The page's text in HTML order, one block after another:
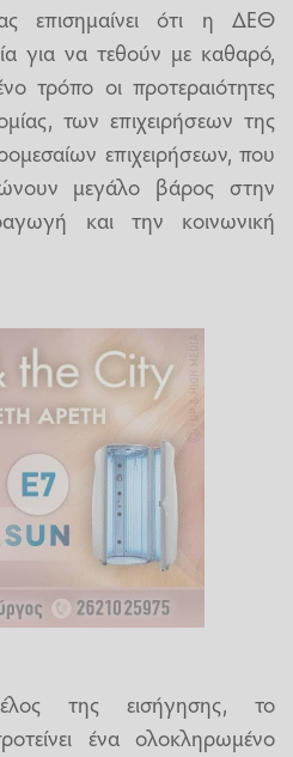
επισημαίνει ότι η ΔΕΘ
για να τεθούν με καθαρό,
τρόπο οι προτεραιότητες
των επιχειρήσεων της
επιχειρήσεων, που
μεγάλο βάρος στην
και την κοινωνική
της εισήγησης, το
ένα ολοκληρωμένο